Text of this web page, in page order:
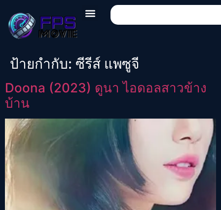
ป้ายกำกับ: ซีรีส์ แพซูจี
Doona (2023) ดูนา ไอดอลสาวข้าง
บ้าน